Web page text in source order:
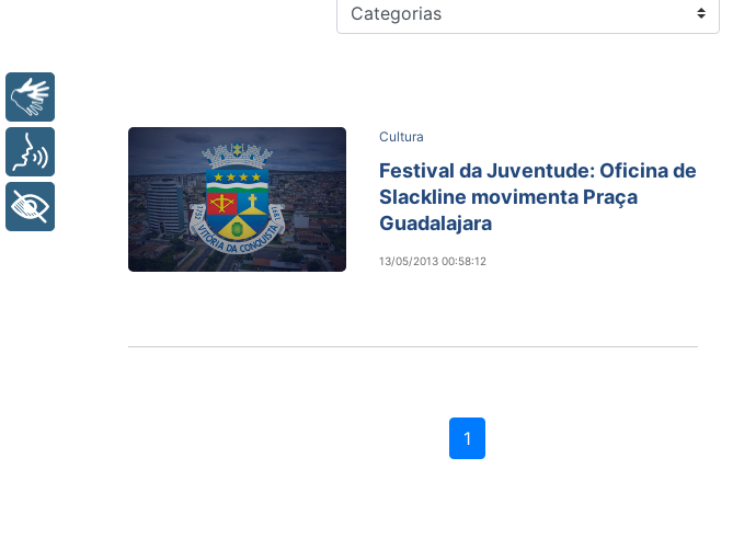
Cultura
Festival da Juventude: Oficina de
Slackline movimenta Praça
Guadalajara
13/05/2013 00:58:12
1
+ Acessibilidade